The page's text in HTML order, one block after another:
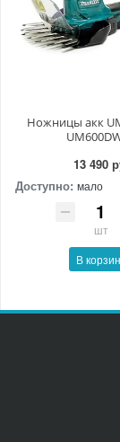
Ножницы акк
13 490
Доступно: мало
шт
В